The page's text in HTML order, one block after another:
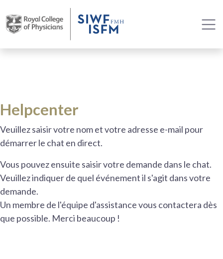
Helpcenter
Veuillez saisir votre nom et votre adresse e-mail pour
démarrer le chat en direct.
Vous pouvez ensuite saisir votre demande dans le chat.
Veuillez indiquer de quel événement il s'agit dans votre
demande.
Un membre de l'équipe d'assistance vous contactera dès
que possible. Merci beaucoup !